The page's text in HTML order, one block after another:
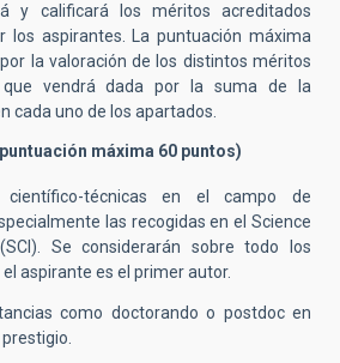
y calificará los méritos acreditados
los aspirantes. La puntuación máxima
la valoración de los distintos méritos
vendrá dada por la suma de la
cada uno de los apartados.
máxima 60 puntos)
científico-técnicas en el campo de
las recogidas en el Science
Se considerarán sobre todo los
aspirante es el primer autor.
como doctorando o postdoc en